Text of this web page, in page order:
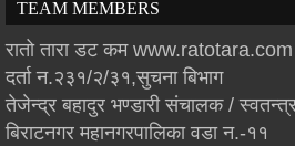
TEAM MEMBERS
रातो तारा डट कम www.ratotara.com
दर्ता न.२३१/२/३१,सुचना बिभाग
तेजेन्द्र बहादुर भण्डारी संचालक /
बिराटनगर महानगरपालिका वडा न.-११